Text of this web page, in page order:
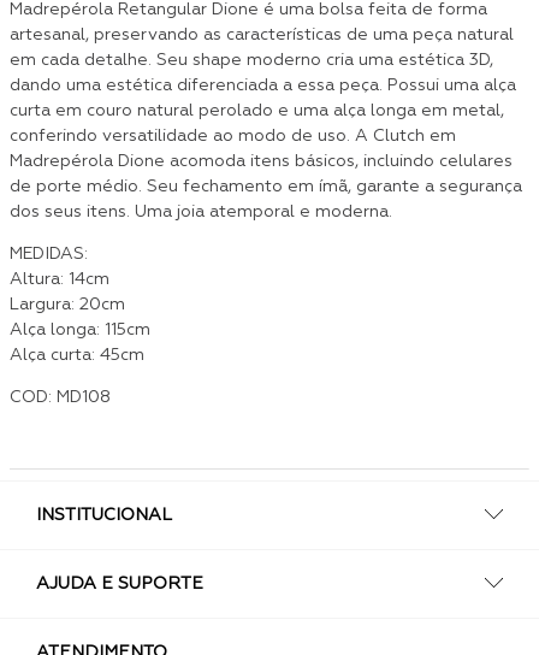
Madrepérola Retangular Dione é uma bolsa feita de forma
artesanal, preservando as características de uma peça natural
em cada detalhe. Seu shape moderno cria uma estética 3D,
dando uma estética diferenciada a essa peça. Possui uma alça
curta em couro natural perolado e uma alça longa em metal,
conferindo versatilidade ao modo de uso. A Clutch em
Madrepérola Dione acomoda itens básicos, incluindo celulares
de porte médio. Seu fechamento em ímã, garante a segurança
dos seus itens. Uma joia atemporal e moderna.
MEDIDAS:
Altura: 14cm
Largura: 20cm
Alça longa: 115cm
Alça curta: 45cm
COD: MD108
INSTITUCIONAL
AJUDA E SUPORTE